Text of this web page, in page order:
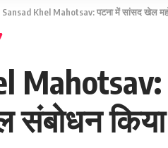
‎Sansad Khel Mahotsav: पटना में सांसद खेल
Mahotsav:
संबोधन किया